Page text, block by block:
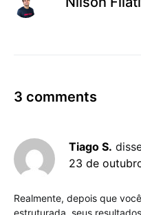
3 comments
Tiago S.
23 de
Realmente, depois que